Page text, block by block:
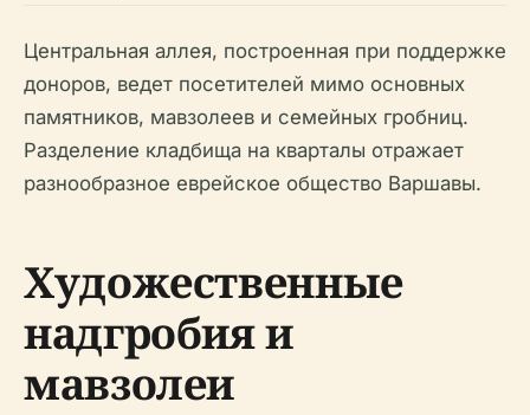
Центральная аллея, построенная при поддержке
доноров, ведет посетителей мимо основных
памятников, мавзолеев и семейных гробниц.
Разделение кладбища на кварталы отражает
разнообразное еврейское общество Варшавы.
Художественные
надгробия и
мавзолеи